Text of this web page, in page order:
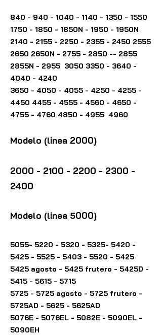
840 - 940 - 1040 - 1140 - 1350 - 1550
1750 - 1850 - 1850N - 1950 - 1950N
2140 - 2155 - 2250 - 2355 - 2450 2555
2650 2650N - 2755 - 2850 -- 2855
2855N - 2955 3050 3350 - 3640 -
4040 - 4240
3650 - 4050 - 4055 - 4250 - 4255 -
4450 4455 - 4555 - 4560 - 4650 -
4755 - 4760 4850 - 4955 4960
Modelo (linea 2000)
2000 - 2100 - 2200 - 2300 -
2400
Modelo (linea 5000)
5055- 5220 - 5320 - 5325- 5420 -
5425 - 5525 - 5403 - 5520 - 5425
5425 agosto - 5425 frutero - 5425D -
5415 - 5615 - 5715
5725 - 5725 agosto - 5725 frutero -
5725AD - 5625 - 5625AD
5076E - 5076EL - 5082E - 5090EL -
5090EH